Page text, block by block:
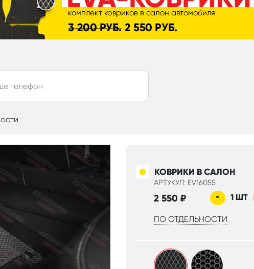
КОВРИКИ В САЛОН
АРТУКУЛ: EV16055
2 550 ₽ - 1 ШТ
ПО ОТДЕЛЬНОСТИ